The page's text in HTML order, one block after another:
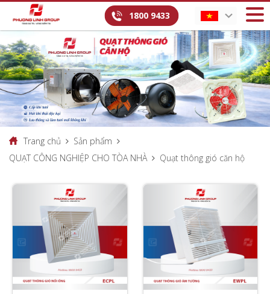
1800 9433
Trang chủ
Sản phẩm
QUẠT CÔNG NGHIỆP CHO TÒA NHÀ
Quạt thông gió căn hộ